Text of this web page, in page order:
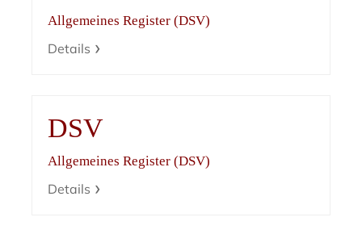
Allgemeines Register (DSV)
Details
DSV
Allgemeines Register (DSV)
Details